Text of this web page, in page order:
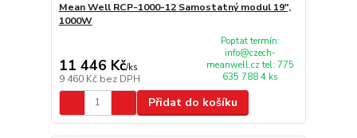
Mean Well RCP-1000-12 Samostatný modul 19",
1000W
11 446 Kč/ks
9 460 Kč bez DPH
Poptat termín:
info@czech-
meanwell.cz tel: 775
635 788 4 ks
Přidat do košíku